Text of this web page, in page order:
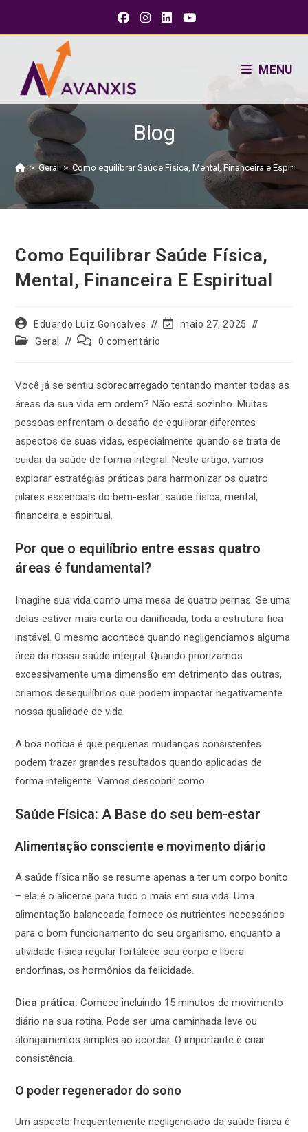
MENU
Blog
> Geral > Como equilibrar Saúde Física, Mental, Financeira e
Como Equilibrar Saúde Física,
Mental, Financeira E Espiritual
Eduardo Luiz Goncalves
maio 27, 2025
Geral
0 comentário
Você já se sentiu sobrecarregado tentando manter todas as
áreas da sua vida em ordem? Não está sozinho. Muitas
pessoas enfrentam o desafio de equilibrar diferentes
aspectos de suas vidas, especialmente quando se trata de
cuidar da saúde de forma integral. Neste artigo, vamos
explorar estratégias práticas para harmonizar os quatro
pilares essenciais do bem-estar: saúde física, mental,
financeira e espiritual.
Por que o equilíbrio entre essas quatro
áreas é fundamental?
Imagine sua vida como uma mesa de quatro pernas. Se uma
delas estiver mais curta ou danificada, toda a estrutura fica
instável. O mesmo acontece quando negligenciamos alguma
área da nossa saúde integral. Quando priorizamos
excessivamente uma dimensão em detrimento das outras,
criamos desequilíbrios que podem impactar negativamente
nossa qualidade de vida.
A boa notícia é que pequenas mudanças consistentes
podem trazer grandes resultados quando aplicadas de
forma inteligente. Vamos descobrir como.
Saúde Física: A Base do seu bem-estar
Alimentação consciente e movimento diário
A saúde física não se resume apenas a ter um corpo bonito
– ela é o alicerce para tudo o mais em sua vida. Uma
alimentação balanceada fornece os nutrientes necessários
para o bom funcionamento do seu organismo, enquanto a
atividade física regular fortalece seu corpo e libera
endorfinas, os hormônios da felicidade.
Dica prática: Comece incluindo 15 minutos de movimento
diário na sua rotina. Pode ser uma caminhada leve ou
alongamentos simples ao acordar. O importante é criar
consistência.
O poder regenerador do sono
Um aspecto frequentemente negligenciado da saúde física é